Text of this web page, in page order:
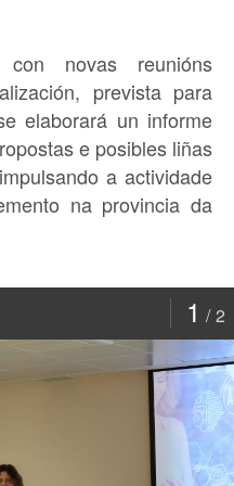
novas reunións
prevista para
elaborará un informe
e posibles liñas
a actividade
na provincia da
1 2